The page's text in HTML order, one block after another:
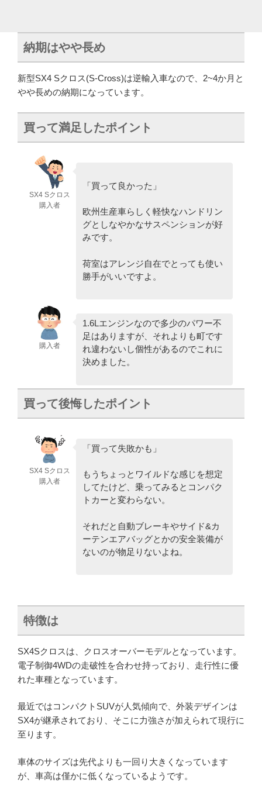
納期はやや長め
新型SX4 Sクロス(S-Cross)は逆輸入車なので、2~4か月と
やや長めの納期になっています。
買って満足したポイント
SX4 Sクロス
購入者
「買って良かった」
欧州生産車らしく軽快なハンドリン
グとしなやかなサスペンションが好
みです。
荷室はアレンジ自在でとっても使い
勝手がいいですよ。
購入者
1.6Lエンジンなので多少のパワー不
足はありますが、それよりも町です
れ違わないし個性があるのでこれに
決めました。
買って後悔したポイント
SX4 Sクロス
購入者
「買って失敗かも」
もうちょっとワイルドな感じを想定
してたけど、乗ってみるとコンパク
トカーと変わらない。
それだと自動ブレーキやサイド&カ
ーテンエアバッグとかの安全装備が
ないのが物足りないよね。
特徴は
SX4Sクロスは、クロスオーバーモデルとなっています。
電子制御4WDの走破性を合わせ持っており、走行性に優
れた車種となっています。
最近ではコンパクトSUVが人気傾向で、外装デザインは
SX4が継承されており、そこに力強さが加えられて現行に
至ります。
車体のサイズは先代よりも一回り大きくなっています
が、車高は僅かに低くなっているようです。